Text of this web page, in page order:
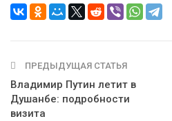
ПРЕДЫДУЩАЯ СТАТЬЯ
Владимир Путин летит в
Душанбе: подробности
визита